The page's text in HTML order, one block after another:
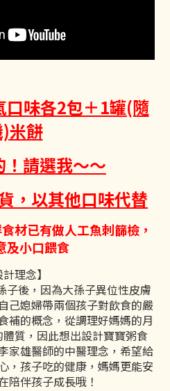
味各2包＋1罐(隨
米餅
請選我～～
，以其他口味代替
材已有做人工魚刺篩檢，
及小口餵食
計理念】
子後，因為大孫子異位性皮膚
己媳婦帶兩個孩子對飲食的嚴
補的概念，從調理好媽媽的月
質，因此想出設計寶寶粥食
家雄醫師的中醫理念，希望給
，孩子吃的健康，媽媽更能安
陪伴孩子成長哦！